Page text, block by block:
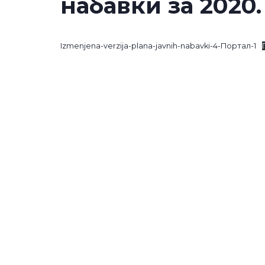
набавки за
Izmenjena-verzija-plana-javnih-nabavki-4-Портал-1